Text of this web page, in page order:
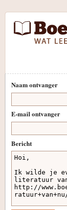
Naam ontvanger
E-mail ontvanger
Bericht